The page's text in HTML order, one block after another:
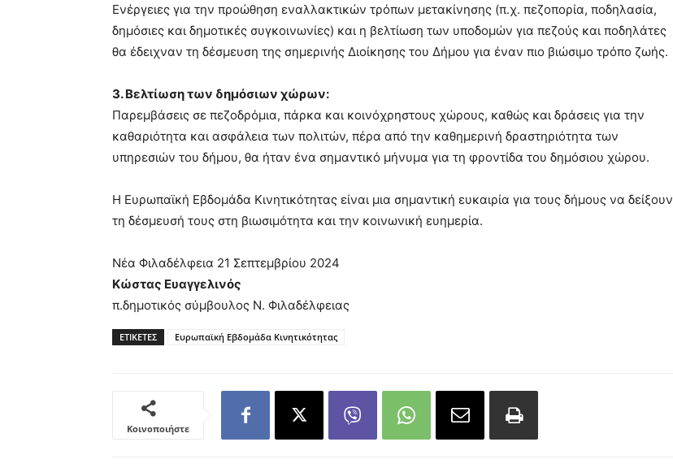
Ενέργειες για την προώθηση εναλλακτικών τρόπων μετακίνησης (π.χ. πεζοπορία, ποδηλασία,
δημόσιες και δημοτικές συγκοινωνίες) και η βελτίωση των υποδομών για πεζούς και ποδηλάτες
θα έδειχναν τη δέσμευση της σημερινής Διοίκησης του Δήμου για έναν πιο βιώσιμο τρόπο ζωής.
3. Βελτίωση των δημόσιων χώρων:
Παρεμβάσεις σε πεζοδρόμια, πάρκα και κοινόχρηστους χώρους, καθώς και δράσεις για την
καθαριότητα και ασφάλεια των πολιτών, πέρα από την καθημερινή δραστηριότητα των
υπηρεσιών του δήμου, θα ήταν ένα σημαντικό μήνυμα για τη φροντίδα του δημόσιου χώρου.
Η Ευρωπαϊκή Εβδομάδα Κινητικότητας είναι μια σημαντική ευκαιρία για τους δήμους να δείξουν
τη δέσμευσή τους στη βιωσιμότητα και την κοινωνική ευημερία.
Νέα Φιλαδέλφεια 21 Σεπτεμβρίου 2024
Κώστας Ευαγγελινός
π.δημοτικός σύμβουλος Ν. Φιλαδέλφειας
ΕΤΙΚΕΤΕΣ Ευρωπαϊκή Εβδομάδα Κινητικότητας
Κοινοποιήστε